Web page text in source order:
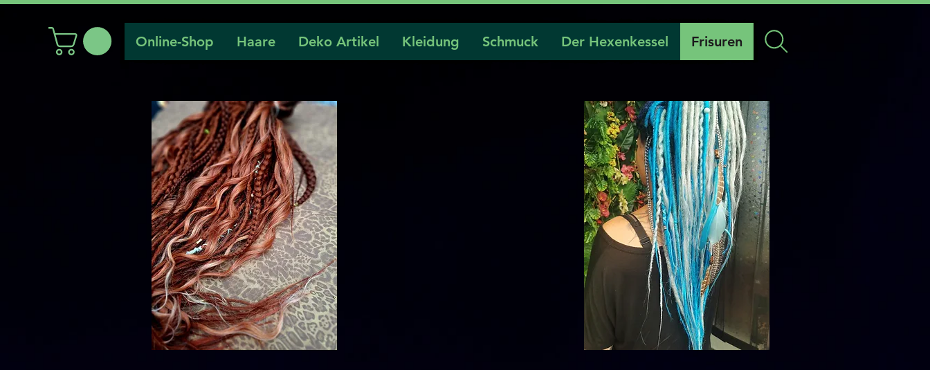
Online-Shop Haare Deko Artikel Kleidung Schmuck Der Hexenkessel Frisuren